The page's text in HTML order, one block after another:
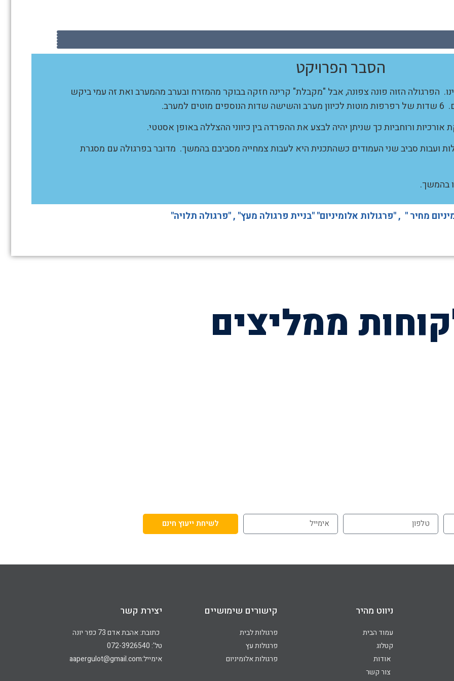
הסבר הפרויקט
הפרגולה הזוה פונה צפונה, אבל "מקבלת" קרינה חזקה בבוקר מהמזרח ובערב מהמערב ואת זה עמי ביקש
ורוחביות כך שניתן יהיה לבצע את ההפרדה בין כיווני ההצללה באופן אסטטי.
ועבות סביב שני העמודים כשהתכנית היא לעבות צמחייה מסביבם בהמשך. מדובר בפרגולה עם מסגרת
בהמשך.
מחיר " , "פרגולות אלומיניום" "בניית פרגולה מעץ" , "פרגולה תלויה"
ממליצים
לשיחת ייעוץ חינם
ניווט מהיר
עמוד הבית
קטלוג
אודות
צור קשר
קישורים שימושיים
פרגולות לבית
פרגולות עץ
פרגולות אלומיניום
יצירת קשר
כתובת: אהבת אדם 73 כפר יונה
טל': 072-3926540
אימייל:aapergulot@gmail.com